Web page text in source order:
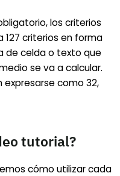
los criterios
127 criterios en forma
de celda o texto que
se va a calcular.
expresarse como 32,
tutorial?
cómo utilizar cada